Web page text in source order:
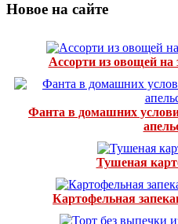
Новое на сайте
Ассорти из овощей на
Фанта в домашних
Тушеная
Картофельная